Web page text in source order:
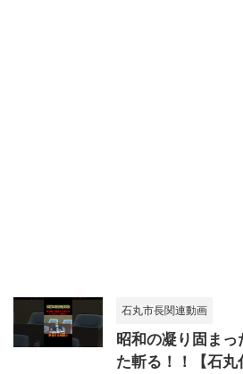
石丸市長関連動画
昭和の凝り固まっ
た斬る！！【石